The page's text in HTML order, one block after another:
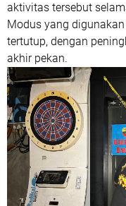
aktivitas tersebut
Modus yang
tertutup, dengan
akhir pekan.